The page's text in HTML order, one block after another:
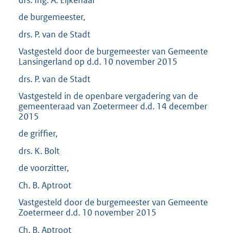
de burgemeester,
drs. P. van de Stadt
Vastgesteld door de burgemeester van Gemeente
Lansingerland op d.d. 10 november 2015
drs. P. van de Stadt
Vastgesteld in de openbare vergadering van de
gemeenteraad van Zoetermeer d.d. 14 december
2015
de griffier,
drs. K. Bolt
de voorzitter,
Ch. B. Aptroot
Vastgesteld door de burgemeester van Gemeente
Zoetermeer d.d. 10 november 2015
Ch. B. Aptroot